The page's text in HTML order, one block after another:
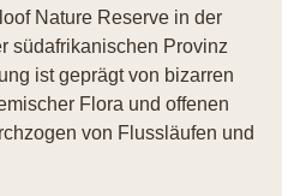
Nature Reserve in der
südafrikanischen Provinz
ist geprägt von bizarren
Flora und offenen
von Flussläufen und